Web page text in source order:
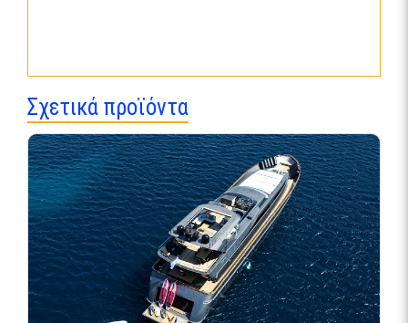
Σχετικά προϊόντα